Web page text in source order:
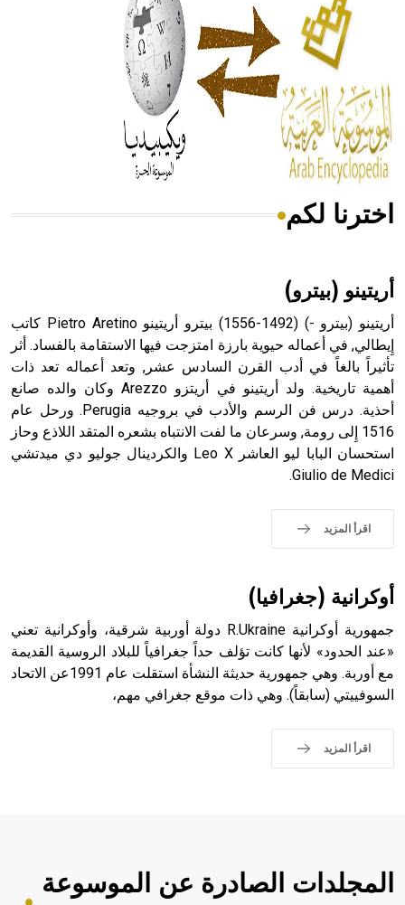
- هل تعلم أن المرجان إفراز حيواني يتكون في البحر ويتركب
من مادة كربونات الكلسيوم، وهو أحمر أو شديد الحمرة وهو
أجود أنواعه، ويمتاز بكبر الحجم ويسمى الش
هل تعلم أن الأبسيد كلمة فرنسية اللفظ تم اعتمادها مصطلحاً
- هل تعلم أن أبجر Abgar اسم معروف جيداً يعود إلى عدد من
الملوك الذين حكموا مدينة إديسا (الرها) من أبجر الأول وحتى
التاسع، وهم ينتسبون إلى أسرة أوسروين
sign تكتب منفصلة غير متصلة، وتعتمد المبدأ الأكوروفوني،
اخترنا لكم
أريتينو (بيترو)
أريتينو (بيترو -) (1492-1556) بيترو أريتينو Pietro Aretino كاتب
إِيطالي, في أعماله حيوية بارزة امتزجت فيها الاستقامة بالفساد. أثر
تأثيراً بالغاً في أدب القرن السادس عشر, وتعد أعماله تعد ذات
أهمية تاريخية. ولد أريتينو في أريتزو Arezzo وكان والده صانع
أحذية. درس فن الرسم والأدب في بروجيه Perugia. ورحل عام
1516 إِلى رومة, وسرعان ما لفت الانتباه بشعره المتقد اللاذع وحاز
استحسان البابا ليو العاشر Leo X والكردينال جوليو دي ميدتشي
Giulio de Medici.
اقرأ المزيد
أوكرانية (جغرافيا)
جمهورية أوكرانية R.Ukraine دولة أوربية شرقية، وأوكرانية تعني
«عند الحدود» لأنها كانت تؤلف حداً جغرافياً للبلاد الروسية القديمة
مع أوربة. وهي جمهورية حديثة النشأة استقلت عام 1991عن الاتحاد
السوفييتي (سابقاً). وهي ذات موقع جغرافي مهم،
اقرأ المزيد
المجلدات الصادرة عن الموسوعة